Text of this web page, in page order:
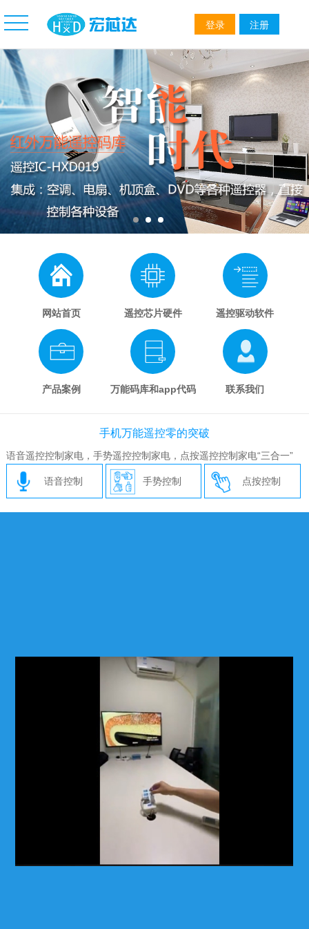
登录 注册
网站首页 遥控芯片硬件 遥控驱动软件
产品案例 万能码库和app代码 联系我们
手机万能遥控零的突破
语音遥控控制家电，手势遥控控制家电，点按遥控控制家电“三合一”
语音控制 手势控制 点按控制